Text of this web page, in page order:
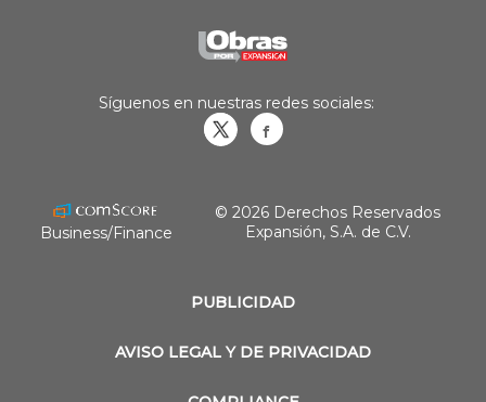
PUBLICIDAD
AVISO LEGAL Y DE PRIVACIDAD
Síguenos en nuestras redes sociales:
Business/Finance
© 2026 Derechos Reservados
Expansión, S.A. de C.V.